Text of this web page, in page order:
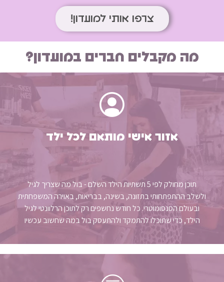
צרפו אותי למועדון!
מה מקבלים חברים במועדון?
אזור אישי מותאם לכל ילד
תוכן מחולק לפי 5 תשתיות הילד השלם - בול מה שצריך לגיל
ולשלב ההתפתחותי בתזונה, בשינה, בבריאות, באוירה המשפחתית
ובעולם הסנסומוטרי. כל חודש נחשפים רק לתוכן הרלוונטי לגיל
הילד, כדי שתוכלו להתמקד ולהתעסק בול במה שחשוב עכשיו